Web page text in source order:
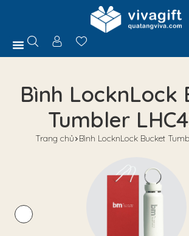
Bình LocknLock
Tumbler
Trang chủ Bình LocknLock Bucket